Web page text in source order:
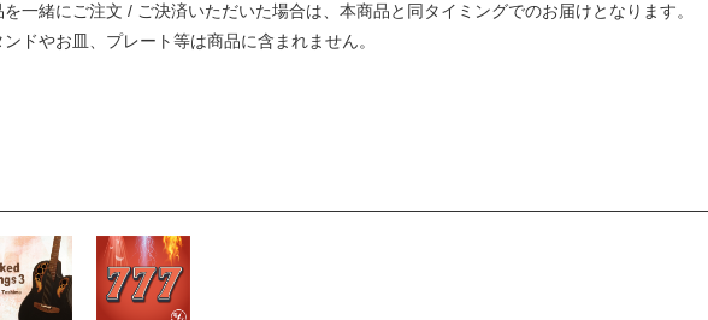
一緒にご注文 / ご決済いただいた場合は、本商品と同タイミングでのお届けとなります。
ドやお皿、プレート等は商品に含まれません。